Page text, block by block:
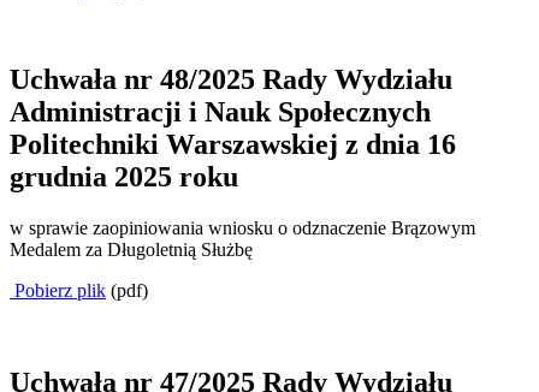
Uchwała nr 48/2025 Rady Wydziału
Administracji i Nauk Społecznych
Politechniki Warszawskiej z dnia 16
grudnia 2025 roku
w sprawie zaopiniowania wniosku o odznaczenie Brązowym
Medalem za Długoletnią Służbę
Pobierz plik (pdf)
Uchwała nr 47/2025 Rady Wydziału